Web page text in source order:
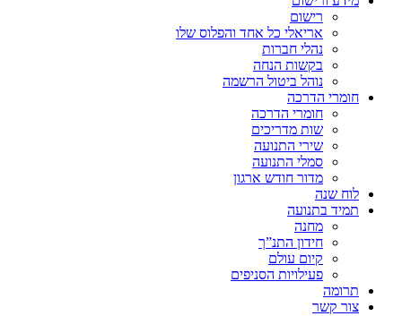
רישום
אריאלי כל אחד והפלוס שלו
נהלי חברות
בקשות הנחה
נוהל ביטול הרשמה
חומרי הדרכה
חומרי הדרכה
שות מדריכים
שירי התנועה
סמלי התנועה
מדור חודש ארגון
לוח שנה
תמיד בתנועה
מחנה
חידון התנ”ך
קיום עולם
פעילויות הסניפים
תרומה
צור קשר